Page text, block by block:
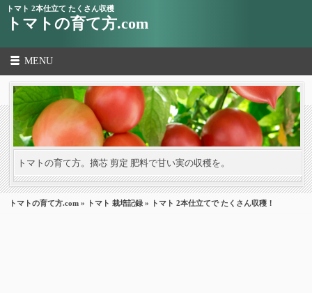
トマト 2本仕立て たくさん収穫
トマトの育て方.com
MENU
トマトの育て方。摘芯 剪定 肥料で甘い実の収穫を。
トマトの育て方.com » トマト 栽培記録 » トマト 2本仕立てで たくさん収穫！